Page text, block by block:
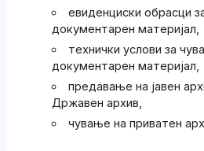
евиденциски обрасци
документарен материјал,
технички услови за
документарен материјал,
предавање на јавен
Државен архив,
чување на приватен